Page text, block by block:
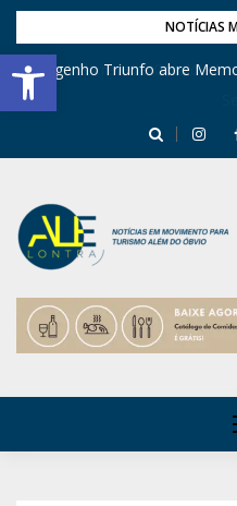
Barra de Ferramentas Aberta
NOTÍCIAS
Engenho Triunfo abre